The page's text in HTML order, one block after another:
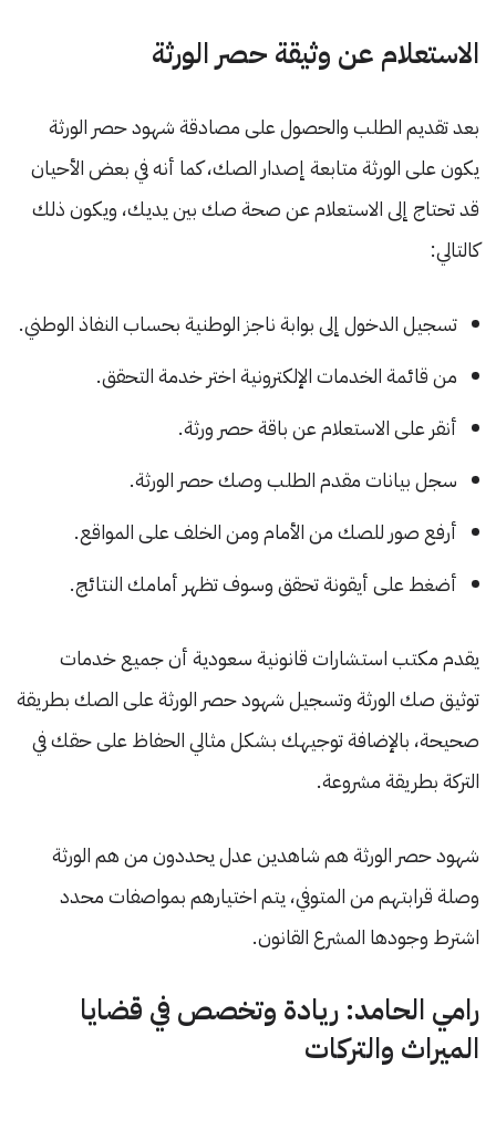
الاستعلام عن وثيقة حصر الورثة
بعد تقديم الطلب والحصول على مصادقة شهود حصر الورثة
يكون على الورثة متابعة إصدار الصك، كما أنه في بعض الأحيان
قد تحتاج إلى الاستعلام عن صحة صك بين يديك، ويكون ذلك
كالتالي:
تسجيل الدخول إلى بوابة ناجز الوطنية بحساب النفاذ الوطني.
من قائمة الخدمات الإلكترونية اختر خدمة التحقق.
أنقر على الاستعلام عن باقة حصر ورثة.
سجل بيانات مقدم الطلب وصك حصر الورثة.
أرفع صور للصك من الأمام ومن الخلف على المواقع.
أضغط على أيقونة تحقق وسوف تظهر أمامك النتائج.
يقدم مكتب استشارات قانونية سعودية أن جميع خدمات
توثيق صك الورثة وتسجيل شهود حصر الورثة على الصك بطريقة
صحيحة، بالإضافة توجيهك بشكل مثالي الحفاظ على حقك في
التركة بطريقة مشروعة.
شهود حصر الورثة هم شاهدين عدل يحددون من هم الورثة
وصلة قرابتهم من المتوفي، يتم اختيارهم بمواصفات محدد
اشترط وجودها المشرع القانون.
رامي الحامد: ريادة وتخصص في قضايا
الميراث والتركات